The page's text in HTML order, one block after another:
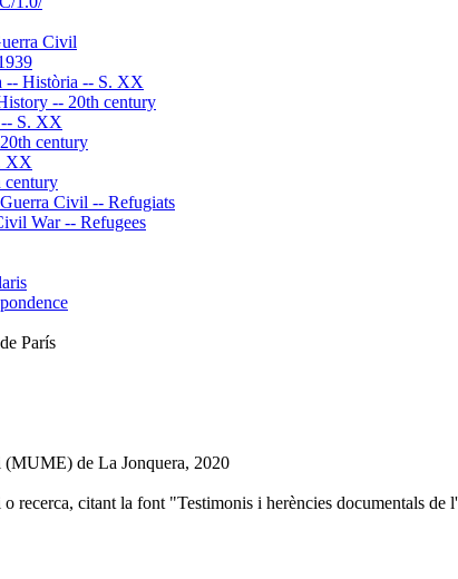
Civil
-- Història -- S. XX
-- 20th century
-- S. XX
century
XX
century
Civil -- Refugiats
War -- Refugees
París
de La Jonquera, 2020
recerca, citant la font "Testimonis i herències documentals